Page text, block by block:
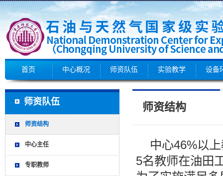
首页 中心概况 师资队伍 实验教学 设备
师资队伍
师资结构
中心主任
专职教师
师资结构
中心46%以
5名教师在油田